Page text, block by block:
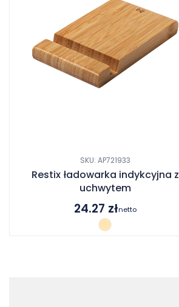
SKU: AP721933
Restix ładowarka indykcyjna z
uchwytem
24.27 złnetto